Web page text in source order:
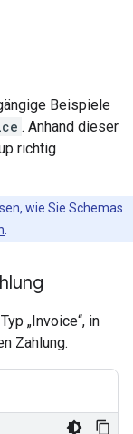
Beispiele
. Anhand dieser
richtig
wie Sie Schemas
„Invoice“, in
Zahlung.